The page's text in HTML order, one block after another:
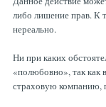
либо лишение прав. К
нереально.
Ни при каких
«полюбовно», так как
страховую компанию,